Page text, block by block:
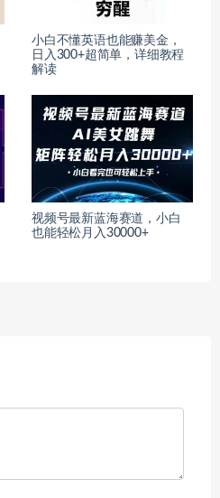
小白不懂英语也能赚美金，
日入300+超简单，详细教程
解读
视频号最新蓝海赛道，小白
也能轻松月入30000+